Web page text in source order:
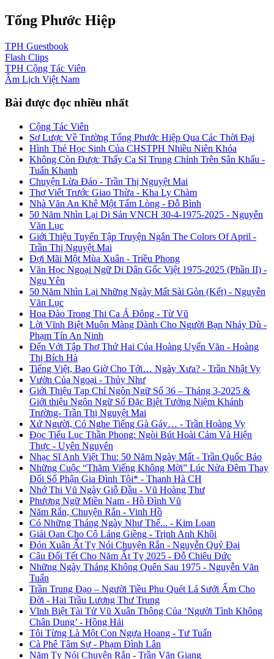
Tống Phước Hiệp
TPH Guestbook
Flash Clips
TPH Cộng Tác Viên
Âm Lịch Việt Nam
Bài được đọc nhiều nhất
Cộng Tác Viên
Sơ Lược Về Trường Tống Phước Hiệp Qua Các Thời Đại
Hình Thẻ Học Sinh Của CHSTPH Nhiều Niên Khóa
Không Còn Được Thấy Ca Sĩ Trung Chỉnh Trên Sân Khấu -
Tuấn Khanh
Chuyện Lừa Đảo - Trần Thị Nguyệt Mai
Thơ Viết Trước Giao Thừa - Kha Ly Chàm
Nhà Văn An Khê Một Tấm Lòng - Đỗ Bình
50 Năm Nhìn Lại Di Sản VNCH 30-4-1975-2025 - Nguyễn
Văn Lục
Giới Thiệu Tuyển Tập Truyện Ngắn The Colors Of April -
Trần Thị Nguyệt Mai
Đợi Mãi Một Mùa Xuân - Triều Phong
Văn Học Ngoại Ngữ Di Dân Gốc Việt 1975-2025 (Phần II) -
Ngu Yên
50 Năm Nhìn Lại Những Ngày Mất Sài Gòn (Kết) - Nguyễn
Văn Lục
Hoa Đào Trong Thi Ca Á Đông - Từ Vũ
Lời Vĩnh Biệt Muộn Màng Dành Cho Người Bạn Nhảy Dù -
Phạm Tín An Ninh
Đến Với Tập Thơ Thứ Hai Của Hoàng Uyển Văn - Hoàng
Thị Bích Hà
Tiếng Việt, Bao Giờ Cho Tới… Ngày Xưa? - Trần Nhật Vy
Vườn Của Ngoại - Thủy Như
Giới Thiệu Tạp Chí Ngôn Ngữ Số 36 – Tháng 3-2025 &
Giới thiệu Ngôn Ngữ Số Đặc Biệt Tưởng Niệm Khánh
Trường- Trần Thị Nguyệt Mai
Xứ Người, Có Nghe Tiếng Gà Gáy… - Trần Hoàng Vy
Đọc Tiểu Lục Thần Phong: Ngòi Bút Hoài Cảm Và Hiện
Thực - Uyên Nguyên
Nhạc Sĩ Anh Việt Thu: 50 Năm Ngày Mất - Trần Quốc Bảo
Những Cuộc “Thăm Viếng Không Mời” Lúc Nửa Đêm Thay
Đổi Số Phận Gia Đình Tôi* - Thanh Hà CH
Nhớ Thi Vũ Ngày Giỗ Đầu - Vũ Hoàng Thư
Phương Ngữ Miền Nam - Hồ Đình Vũ
Năm Rắn, Chuyện Rắn - Vinh Hồ
Có Những Tháng Ngày Như Thế... - Kim Loan
Giải Oan Cho Cô Láng Giềng - Trịnh Anh Khôi
Đón Xuân Ất Tỵ Nói Chuyện Rắn - Nguyễn Quý Đại
Câu Đối Tết Cho Năm Ất Tỵ 2025 - Đỗ Chiêu Đức
Những Ngày Tháng Không Quên Sau 1975 - Nguyễn Văn
Tuấn
Trần Trung Đạo – Người Tiều Phu Quét Lá Sưởi Ấm Cho
Đời - Hai Trầu Lương Thư Trung
Vĩnh Biệt Tài Tử Vũ Xuân Thông Của ‘Người Tình Không
Chân Dung’ - Hồng Hải
Tôi Từng Là Một Con Ngựa Hoang - Tư Tuấn
Cà Phê Tâm Sự - Phạm Đình Lân
Năm Tỵ Nói Chuyện Rắn - Trần Văn Giang